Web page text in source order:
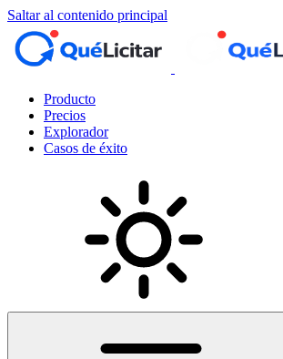
Saltar al contenido principal
Producto
Precios
Explorador
Casos de éxito